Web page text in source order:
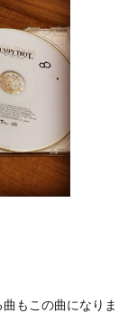
もこの曲になりま